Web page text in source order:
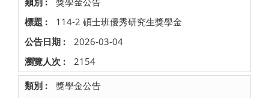
114-2 碩士班優秀研究生獎學金
2026-03-04
2154
獎學金公告